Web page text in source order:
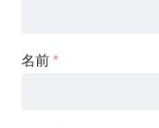
名前 *